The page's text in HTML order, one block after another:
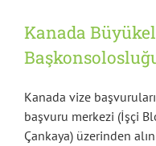
Kanada
Kanada vize
başvuru merkezi (İşçi
Çankaya) üzerinden